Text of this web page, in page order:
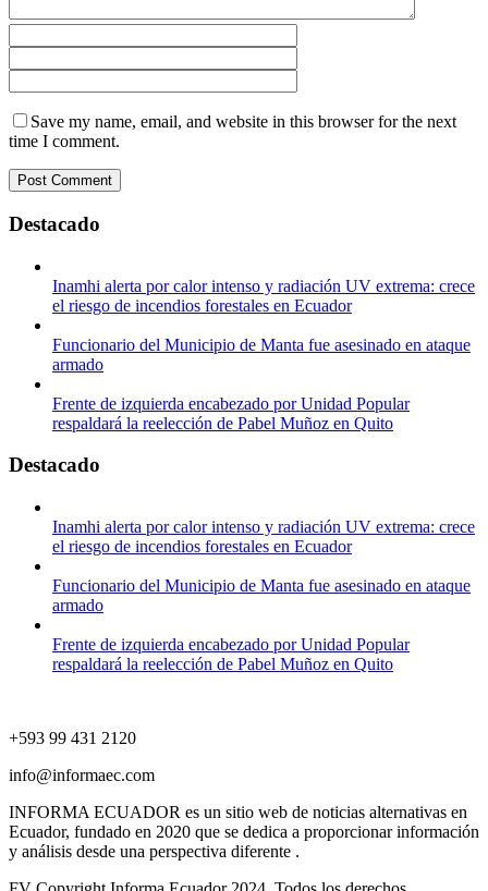
Save my name, email, and website in this browser for the next
time I comment.
Destacado
Inamhi alerta por calor intenso y radiación UV extrema: crece
el riesgo de incendios forestales en Ecuador
Funcionario del Municipio de Manta fue asesinado en ataque
armado
Frente de izquierda encabezado por Unidad Popular
respaldará la reelección de Pabel Muñoz en Quito
Destacado
Inamhi alerta por calor intenso y radiación UV extrema: crece
el riesgo de incendios forestales en Ecuador
Funcionario del Municipio de Manta fue asesinado en ataque
armado
Frente de izquierda encabezado por Unidad Popular
respaldará la reelección de Pabel Muñoz en Quito
+593 99 431 2120
info@informaec.com
INFORMA ECUADOR es un sitio web de noticias alternativas en
Ecuador, fundado en 2020 que se dedica a proporcionar información
y análisis desde una perspectiva diferente .